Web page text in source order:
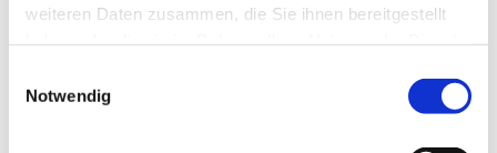
weiteren Daten zusammen, die Sie ihnen bereitgestellt
Notwendig
Dies könnte Sie auch
interessieren